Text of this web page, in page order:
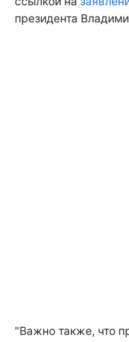
президента
"Важно также, что